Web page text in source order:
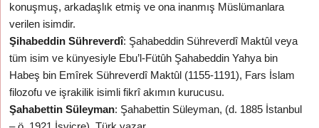
konuşmuş, arkadaşlık etmiş ve ona inanmış Müslümanlara
verilen isimdir.
Şihabeddin Sühreverdî: Şahabeddin Sühreverdî Maktûl veya
tüm isim ve künyesiyle Ebu’l-Fütûh Şahabeddin Yahya bin
Habeş bin Emîrek Sühreverdî Maktûl (1155-1191), Fars İslam
filozofu ve işrakilik isimli fikrî akımın kurucusu.
Şahabettin Süleyman: Şahabettin Süleyman, (d. 1885 İstanbul